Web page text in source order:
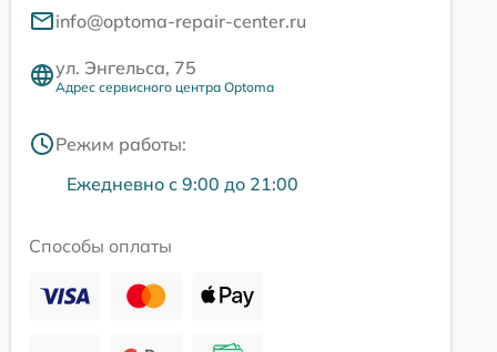
info@optoma-repair-center.ru
ул. Энгельса, 75
Адрес сервисного центра Optoma
Режим работы:
Ежедневно с 9:00 до 21:00
Способы оплаты